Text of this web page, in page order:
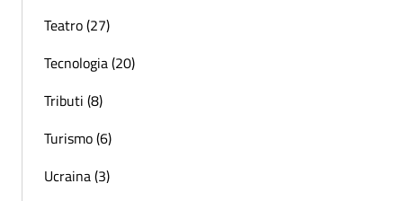
Teatro (27)
Tecnologia (20)
Tributi (8)
Turismo (6)
Ucraina (3)